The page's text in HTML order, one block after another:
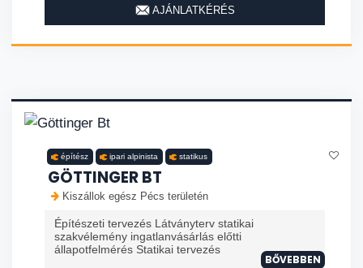
AJÁNLATKÉRÉS
építész ipari alpinista statikus
GÖTTINGER BT
Kiszállok egész Pécs területén
Építészeti tervezés Látványterv statikai
szakvélemény ingatlanvásárlás előtti
állapotfelmérés Statikai tervezés
BŐVEBBEN